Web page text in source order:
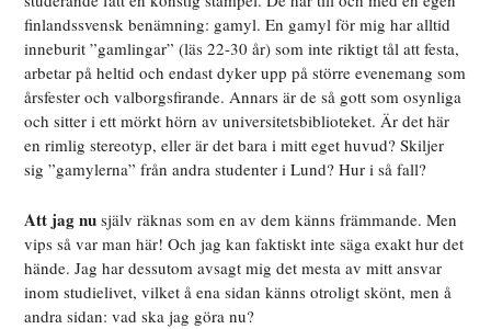
finlandssvensk benämning: gamyl. En gamyl för mig har alltid
inneburit ”gamlingar” (läs 22-30 år) som inte riktigt tål att festa,
arbetar på heltid och endast dyker upp på större evenemang som
årsfester och valborgsfirande. Annars är de så gott som osynliga
och sitter i ett mörkt hörn av universitetsbiblioteket. Är det här
en rimlig stereotyp, eller är det bara i mitt eget huvud? Skiljer
sig ”gamylerna” från andra studenter i Lund? Hur i så fall?
Att jag nu själv räknas som en av dem känns främmande. Men
vips så var man här! Och jag kan faktiskt inte säga exakt hur det
hände. Jag har dessutom avsagt mig det mesta av mitt ansvar
inom studielivet, vilket å ena sidan känns otroligt skönt, men å
andra sidan: vad ska jag göra nu?